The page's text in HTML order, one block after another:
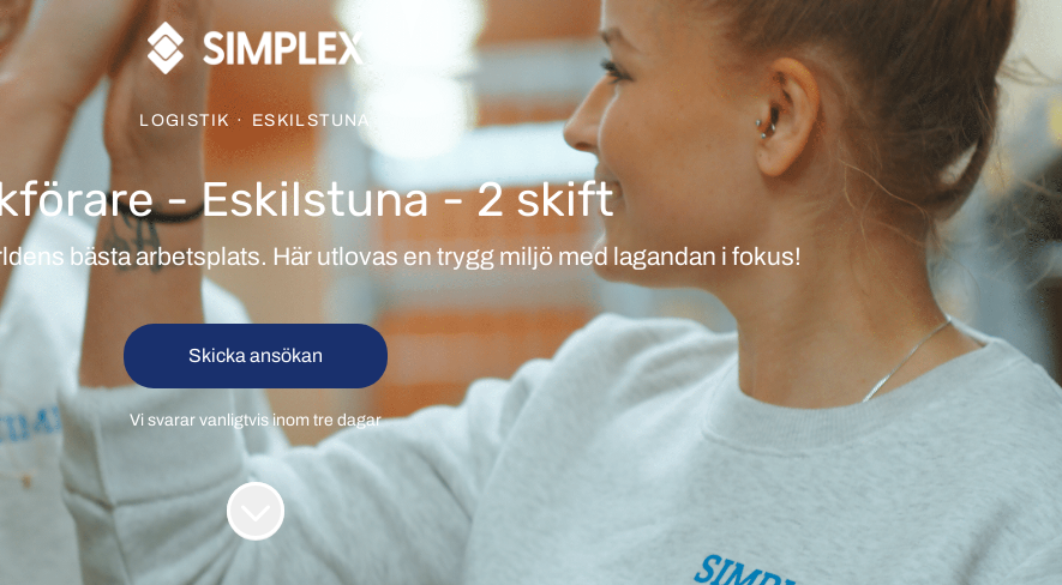
LOGISTIK · ESKILSTUNA
- Eskilstuna - 2 skift
bästa arbetsplats. Här utlovas en trygg miljö med lagandan i fokus!
Skicka ansökan
Vi svarar vanligtvis inom tre dagar